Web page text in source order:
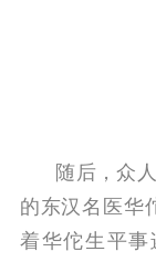
随后，众人
的东汉名医华
着华佗生平